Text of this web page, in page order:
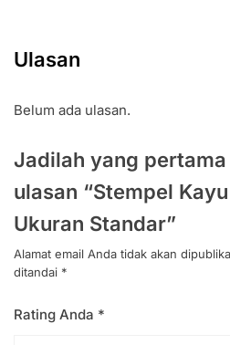
Ulasan
Belum ada ulasan.
Jadilah yang
ulasan “Stempel
Ukuran Standar”
Alamat email Anda tidak akan
ditandai *
Rating Anda *